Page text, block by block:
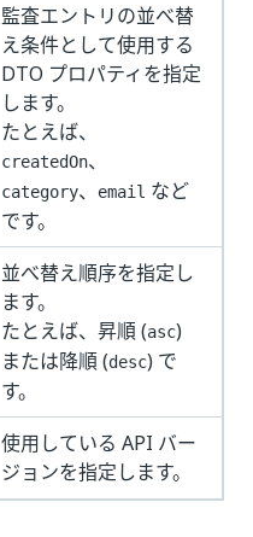
監査エントリの並べ替
え条件として使用する
DTO プロパティを指定
します。
たとえば、
createdOn、
category、 email など
です。
並べ替え順序を指定し
ます。
たとえば、昇順 (asc)
または降順 (desc) で
す。
使用している API バー
ジョンを指定します。